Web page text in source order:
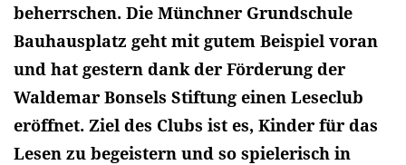
beherrschen. Die Münchner Grundschule
Bauhausplatz geht mit gutem Beispiel voran
und hat gestern dank der Förderung der
Waldemar Bonsels Stiftung einen Leseclub
eröffnet. Ziel des Clubs ist es, Kinder für das
Lesen zu begeistern und so spielerisch in